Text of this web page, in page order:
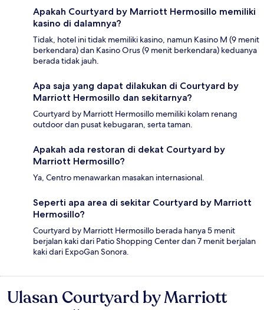
Apakah Courtyard by Marriott Hermosillo memiliki
kasino di dalamnya?
Tidak, hotel ini tidak memiliki kasino, namun Kasino M (9 menit
berkendara) dan Kasino Orus (9 menit berkendara) keduanya
berada tidak jauh.
Apa saja yang dapat dilakukan di Courtyard by
Marriott Hermosillo dan sekitarnya?
Courtyard by Marriott Hermosillo memiliki kolam renang
outdoor dan pusat kebugaran, serta taman.
Apakah ada restoran di dekat Courtyard by
Marriott Hermosillo?
Ya, Centro menawarkan masakan internasional.
Seperti apa area di sekitar Courtyard by Marriott
Hermosillo?
Courtyard by Marriott Hermosillo berada hanya 5 menit
berjalan kaki dari Patio Shopping Center dan 7 menit berjalan
kaki dari ExpoGan Sonora.
Ulasan
Ulasan Courtyard by Marriott